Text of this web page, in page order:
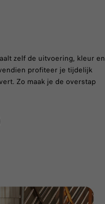
zelf de uitvoering, kleur en
profiteer je tijdelijk
Zo maak je de overstap